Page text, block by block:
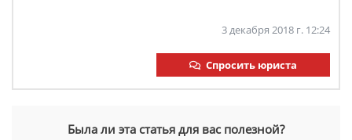
3 декабря 2018 г. 12:24
Спросить юриста
Была ли эта статья для вас полезной?